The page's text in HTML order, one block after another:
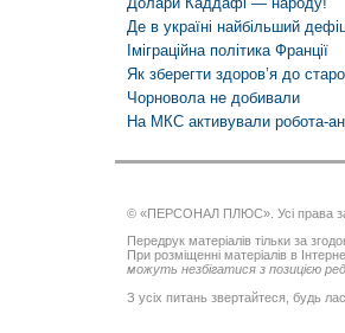
Де в україні найбільший
Іміграційна політика Франції
Як зберегти здоров’я до
Чорновола не добивали
На МКС активували робота-
© «ПЕРСОНАЛ ПЛЮС». Усі права
Передрук матеріалів тільки за
При розміщенні матеріалів в
можуть незбігатися з позицією
З усіх питань звертайтеся, будь